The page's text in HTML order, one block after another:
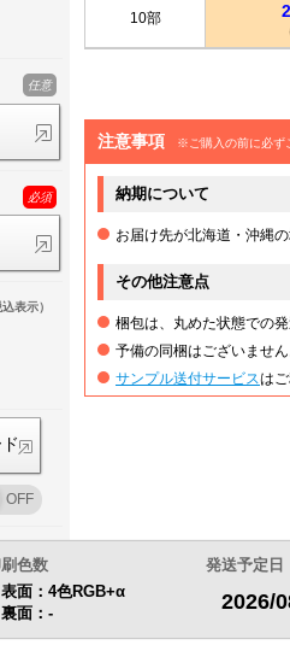
任意
必須
込表示）
10部
注意事項 ※ご購入の前に必ず
納期について
お届け先が北海道・沖縄
その他注意点
梱包は、丸めた状態での発
予備の同梱はございません
サンプル送付サービスは
色数
表面：4色RGB+α
裏面：-
発送予定日
2026/